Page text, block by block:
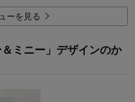
ーを見る
ミニー」デザインのか